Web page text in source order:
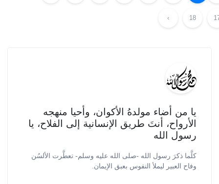
18
›
يا من أضاء مولدهُ الأكوان، وأحيا منهجه
الأرواح، أنتَ طريق الإنسانية إلى الفلاح، يا
رسول الله
كلَّما ذكرَ رسول الله -صلى الله عليه وسلم- تعطَّرت الألسُن
وفاح العبير ليملأ النفوس بعبق الإيمان.